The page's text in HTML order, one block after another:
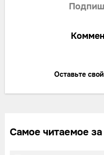
Оставьте
Самое читаемое